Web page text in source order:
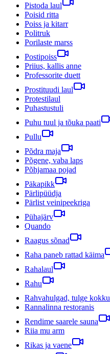
Pistoda laul
Poisid ritta
Poiss ja kitarr
Politruk
Porilaste marss
Postipoiss
Priius, kallis anne
Professorite duett
Prostituudi laul
Protestilaul
Puhastustuli
Puhu tuul ja tõuka paati
Pullu
Põdra maja
Põgene, vaba laps
Põhjamaa pojad
Päkapikk
Pärlipüüdja
Pärlist veinipeekriga
Pühajärv
Quando
Raagus sõnad
Raha paneb rattad käima
Rahalaul
Rahu
Rahvahulgad, tulge kokku
Rannalinna restoranis
Rendime saarele sauna
Riia mu arm
Rikas ja vaene